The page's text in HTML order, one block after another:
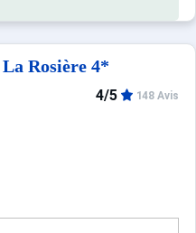
La Rosière 4*
4/5 148 Avis